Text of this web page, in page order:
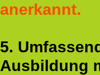
anerkannt.
5.
Ausbildung